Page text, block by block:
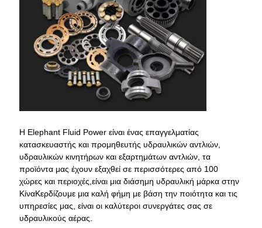
Η Elephant Fluid Power είναι ένας επαγγελματίας
κατασκευαστής και προμηθευτής υδραυλικών αντλιών,
υδραυλικών κινητήρων και εξαρτημάτων αντλιών, τα
προϊόντα μας έχουν εξαχθεί σε περισσότερες από 100
χώρες και περιοχές,είναι μια διάσημη υδραυλική μάρκα στην
ΚίναΚερδίζουμε μια καλή φήμη με βάση την ποιότητα και τις
υπηρεσίες μας, είναι οι καλύτεροι συνεργάτες σας σε
υδραυλικούς αέρας.